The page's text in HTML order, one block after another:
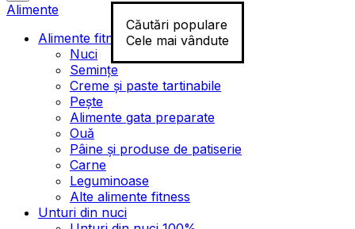
Căutări populare
Cele mai vândute
Alimente
Alimente fitness
Nuci
Semințe
Creme și paste tartinabile
Pește
Alimente gata preparate
Ouă
Pâine și produse de patiserie
Carne
Leguminoase
Alte alimente fitness
Unturi din nuci